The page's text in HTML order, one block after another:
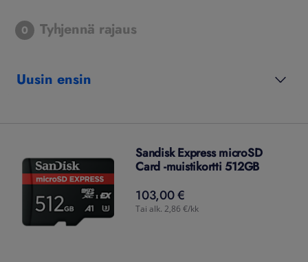
0 Tyhjennä rajaus
Uusin ensin
Sandisk Express microSD
Card -muistikortti 512GB
103,00 €
103,00€
Tai alk. 2,86 €/kk